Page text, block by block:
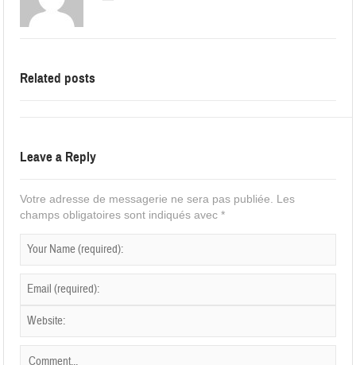
Related posts
Leave a Reply
Votre adresse de messagerie ne sera pas publiée.
Les
champs obligatoires sont indiqués avec*